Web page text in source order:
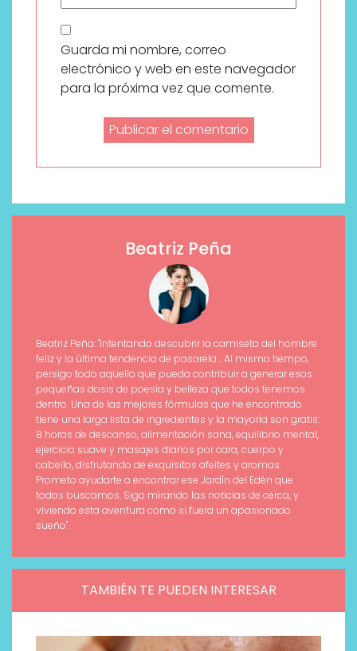
Guarda mi nombre, correo
electrónico y web en este navegador
para la próxima vez que comente.
Beatriz Peña
Beatriz Peña: "Intentando descubrir la camiseta del hombre
feliz y la última tendencia de pasarela... Al mismo tiempo,
persigo todo aquello que pueda contribuir a generar esas
pequeñas dosis de poesía y belleza que todos tenemos
dentro. Una de las mejores fórmulas que he encontrado
tiene una larga lista de ingredientes y la mayoría son gratis:
8 horas de descanso, alimentación sana, equilibrio mental,
ejercicio suave y masajes diarios por cara, cuerpo y
cabello, disfrutando de exquisitos afeites y aromas.
Prometo ayudarte a encontrar ese Jardín del Edén que
todos buscamos. Sigo mirando las noticias de cerca, y
viviendo esta aventura como si fuera un apasionado
sueño".
TAMBIÉN TE PUEDEN INTERESAR